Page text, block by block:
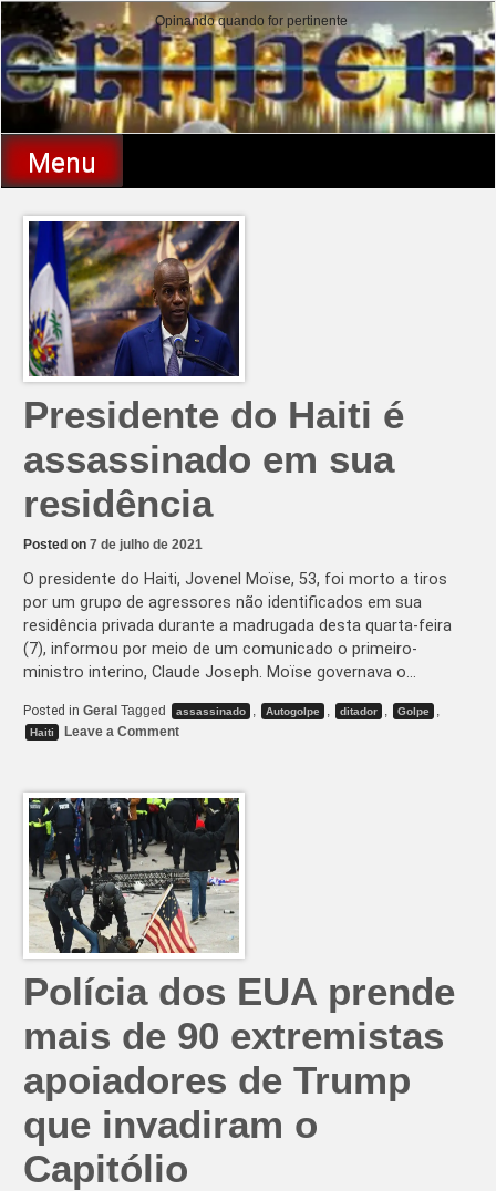
Skip
to
content
Pertinente
Opinando quando for pertinente
Menu
Presidente do Haiti é
assassinado em sua
residência
Posted on 7 de julho de 2021
O presidente do Haiti, Jovenel Moïse, 53, foi morto a tiros
por um grupo de agressores não identificados em sua
residência privada durante a madrugada desta quarta-feira
(7), informou por meio de um comunicado o primeiro-
ministro interino, Claude Joseph. Moïse governava o…
Posted in Geral Tagged assassinado Autogolpe ditador Golpe
Haiti Leave a Commenton
é
assassinado
em
sua
residência
Polícia dos EUA prende
mais de 90 extremistas
apoiadores de Trump
que invadiram o
Capitólio